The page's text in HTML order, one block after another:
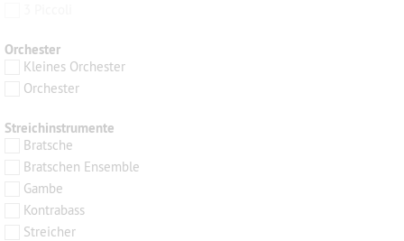
Orchester
Kleines Orchester
Orchester
Streichinstrumente
Bratsche
Bratschen Ensemble
Gambe
Kontrabass
Streicher